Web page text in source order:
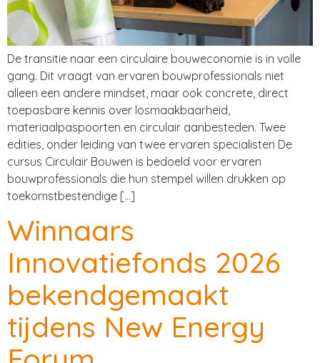
De transitie naar een circulaire bouweconomie is in volle
gang. Dit vraagt van ervaren bouwprofessionals niet
alleen een andere mindset, maar ook concrete, direct
toepasbare kennis over losmaakbaarheid,
materiaalpaspoorten en circulair aanbesteden. Twee
edities, onder leiding van twee ervaren specialisten De
cursus Circulair Bouwen is bedoeld voor ervaren
bouwprofessionals die hun stempel willen drukken op
toekomstbestendige […]
Winnaars
Innovatiefonds 2026
bekendgemaakt
tijdens New Energy